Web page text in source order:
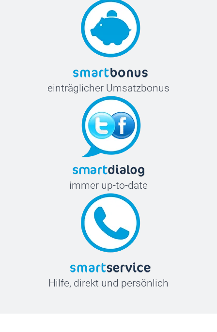
einträglicher Umsatzbonus
immer up-to-date
Hilfe, direkt und persönlich